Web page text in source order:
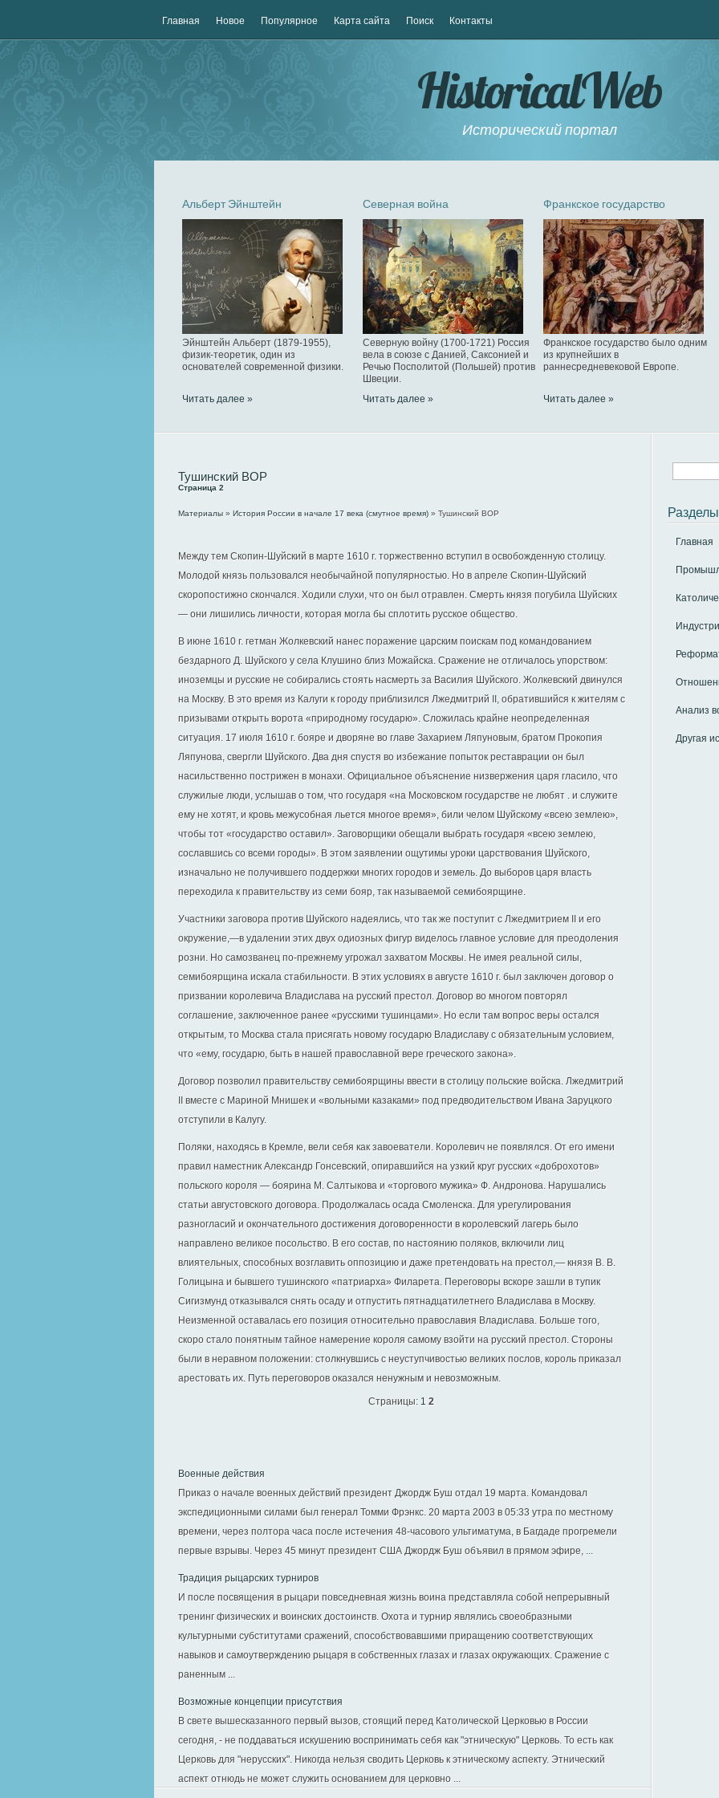
Главная Новое Популярное Карта сайта Поиск Контакты
HistoricalWeb
Исторический портал
Альберт Эйнштейн
Эйнштейн Альберт (1879-1955),
физик-теоретик, один из
основателей современной физики.
Читать далее »
Северная война
Северную войну (1700-1721) Россия
вела в союзе с Данией, Саксонией и
Речью Посполитой (Польшей) против
Швеции.
Читать далее »
Франкское государство
Франкское государство было одним
из крупнейших в
раннесредневековой Европе.
Читать далее »
Тушинский ВОР
Страница 2
Материалы » История России в начале 17 века (смутное время) » Тушинский ВОР
Между тем Скопин-Шуйский в марте 1610 г. торжественно вступил в освобожденную столицу.
Молодой князь пользовался необычайной популярностью. Но в апреле Скопин-Шуйский
скоропостижно скончался. Ходили слухи, что он был отравлен. Смерть князя погубила Шуйских
— они лишились личности, которая могла бы сплотить русское общество.
В июне 1610 г. гетман Жолкевский нанес поражение царским поискам под командованием
бездарного Д. Шуйского у села Клушино близ Можайска. Сражение не отличалось упорством:
иноземцы и русские не собирались стоять насмерть за Василия Шуйского. Жолкевский двинулся
на Москву. В это время из Калуги к городу приблизился Лжедмитрий II, обратившийся к жителям с
призывами открыть ворота «природному государю». Сложилась крайне неопределенная
ситуация. 17 июля 1610 г. бояре и дворяне во главе Захарием Ляпуновым, братом Прокопия
Ляпунова, свергли Шуйского. Два дня спустя во избежание попыток реставрации он был
насильственно пострижен в монахи. Официальное объяснение низвержения царя гласило, что
служилые люди, услышав о том, что государя «на Московском государстве не любят . и служите
ему не хотят, и кровь межусобная льется многое время», били челом Шуйскому «всею землею»,
чтобы тот «государство оставил». Заговорщики обещали выбрать государя «всею землею,
сославшись со всеми городы». В этом заявлении ощутимы уроки царствования Шуйского,
изначально не получившего поддержки многих городов и земель. До выборов царя власть
переходила к правительству из семи бояр, так называемой семибоярщине.
Участники заговора против Шуйского надеялись, что так же поступит с Лжедмитрием II и его
окружение,—в удалении этих двух одиозных фигур виделось главное условие для преодоления
розни. Но самозванец по-прежнему угрожал захватом Москвы. Не имея реальной силы,
семибоярщина искала стабильности. В этих условиях в августе 1610 г. был заключен договор о
призвании королевича Владислава на русский престол. Договор во многом повторял
соглашение, заключенное ранее «русскими тушинцами». Но если там вопрос веры остался
открытым, то Москва стала присягать новому государю Владиславу с обязательным условием,
что «ему, государю, быть в нашей православной вере греческого закона».
Договор позволил правительству семибоярщины ввести в столицу польские войска. Лжедмитрий
II вместе с Мариной Мнишек и «вольными казаками» под предводительством Ивана Заруцкого
отступили в Калугу.
Поляки, находясь в Кремле, вели себя как завоеватели. Королевич не появлялся. От его имени
правил наместник Александр Гонсевский, опиравшийся на узкий круг русских «доброхотов»
польского короля — боярина М. Салтыкова и «торгового мужика» Ф. Андронова. Нарушались
статьи августовского договора. Продолжалась осада Смоленска. Для урегулирования
разногласий и окончательного достижения договоренности в королевский лагерь было
направлено великое посольство. В его состав, по настоянию поляков, включили лиц
влиятельных, способных возглавить оппозицию и даже претендовать на престол,— князя В. В.
Голицына и бывшего тушинского «патриарха» Филарета. Переговоры вскоре зашли в тупик
Сигизмунд отказывался снять осаду и отпустить пятнадцатилетнего Владислава в Москву.
Неизменной оставалась его позиция относительно православия Владислава. Больше того,
скоро стало понятным тайное намерение короля самому взойти на русский престол. Стороны
были в неравном положении: столкнувшись с неуступчивостью великих послов, король приказал
арестовать их. Путь переговоров оказался ненужным и невозможным.
Страницы: 1 2
Военные действия
Приказ о начале военных действий президент Джордж Буш отдал 19 марта. Командовал
экспедиционными силами был генерал Томми Фрэнкс. 20 марта 2003 в 05:33 утра по местному
времени, через полтора часа после истечения 48-часового ультиматума, в Багдаде прогремели
первые взрывы. Через 45 минут президент США Джордж Буш объявил в прямом эфире, ...
Традиция рыцарских турниров
И после посвящения в рыцари повседневная жизнь воина представляла собой непрерывный
тренинг физических и воинских достоинств. Охота и турнир являлись своеобразными
культурными субститутами сражений, способствовавшими приращению соответствующих
навыков и самоутверждению рыцаря в собственных глазах и глазах окружающих. Сражение с
раненным ...
Возможные концепции присутствия
В свете вышесказанного первый вызов, стоящий перед Католической Церковью в России
сегодня, - не поддаваться искушению воспринимать себя как "этническую" Церковь. То есть как
Церковь для "нерусских". Никогда нельзя сводить Церковь к этническому аспекту. Этнический
аспект отнюдь не может служить основанием для церковно ...
Разделы
Главная
Анализ
Другая